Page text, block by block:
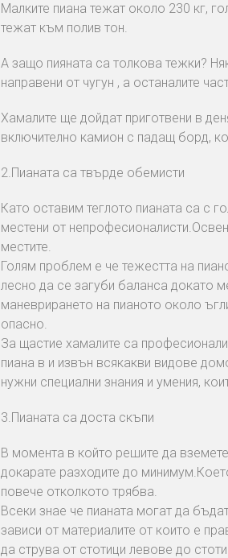
Малките пиана тежат около 230 кг,
тежат към полив тон.
А защо пияната са толкова тежки?
направени от чугун , а останалите
Хамалите ще дойдат приготвени в
включително камион с падащ борд,
2.Пианата са твърде обемисти
Като оставим теглото пианата са с
местени от
местите.
Голям проблем е че тежестта на
лесно да се загуби баланса докато
маневрирането на пианото около
опасно.
За щастие хамалите са
пиана в и извън всякакви видове
нужни специални знания и умения,
3.Пианата са доста скъпи
В момента в който решите да
докарате разходите до
повече отколкото трябва.
Всеки знае че пианата могат да
зависи от материалите от които е
да струва от стотици левове до